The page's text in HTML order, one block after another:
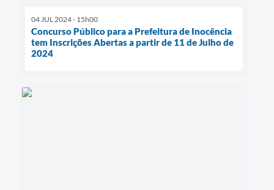
04 JUL 2024 - 15h00
Concurso Público para a Prefeitura de Inocência
tem Inscrições Abertas a partir de 11 de Julho de
2024